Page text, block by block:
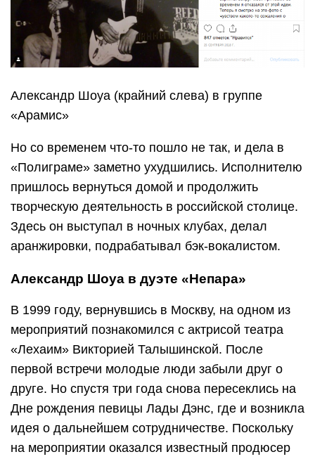
Александр Шоуа (крайний слева) в группе
«Арамис»
Но со временем что-то пошло не так, и дела в
«Полиграме» заметно ухудшились. Исполнителю
пришлось вернуться домой и продолжить
творческую деятельность в российской столице.
Здесь он выступал в ночных клубах, делал
аранжировки, подрабатывал бэк-вокалистом.
Александр Шоуа в дуэте «Непара»
В 1999 году, вернувшись в Москву, на одном из
мероприятий познакомился с актрисой театра
«Лехаим» Викторией Талышинской. После
первой встречи молодые люди забыли друг о
друге. Но спустя три года снова пересеклись на
Дне рождения певицы Лады Дэнс, где и возникла
идея о дальнейшем сотрудничестве. Поскольку
на мероприятии оказался известный продюсер